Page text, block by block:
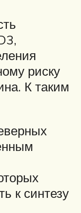
риску
К таким
к синтезу